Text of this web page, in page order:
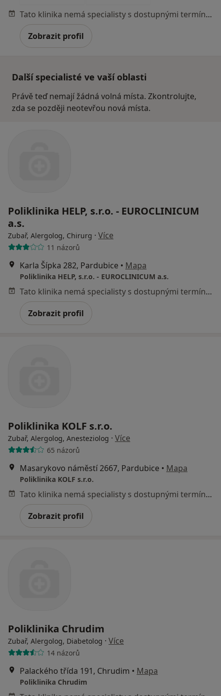
Tato klinika nemá specialisty s dostupnými termíny v online kalendáři
Zobrazit profil
Další specialisté ve vaší oblasti
Právě teď nemají žádná volná místa. Zkontrolujte,
zda se později neotevřou nová místa.
Poliklinika HELP, s.r.o. - EUROCLINICUM
a.s.
Zubař, Alergolog, Chirurg · Více
11 názorů
Karla Šípka 282, Pardubice • Mapa
Poliklinika HELP, s.r.o. - EUROCLINICUM a.s.
Tato klinika nemá specialisty s dostupnými termíny v online kalendáři
Zobrazit profil
Poliklinika KOLF s.r.o.
Zubař, Alergolog, Anesteziolog · Více
65 názorů
Masarykovo náměstí 2667, Pardubice • Mapa
Poliklinika KOLF s.r.o.
Tato klinika nemá specialisty s dostupnými termíny v online kalendáři
Zobrazit profil
Poliklinika Chrudim
Zubař, Alergolog, Diabetolog · Více
14 názorů
Palackého třída 191, Chrudim • Mapa
Poliklinika Chrudim